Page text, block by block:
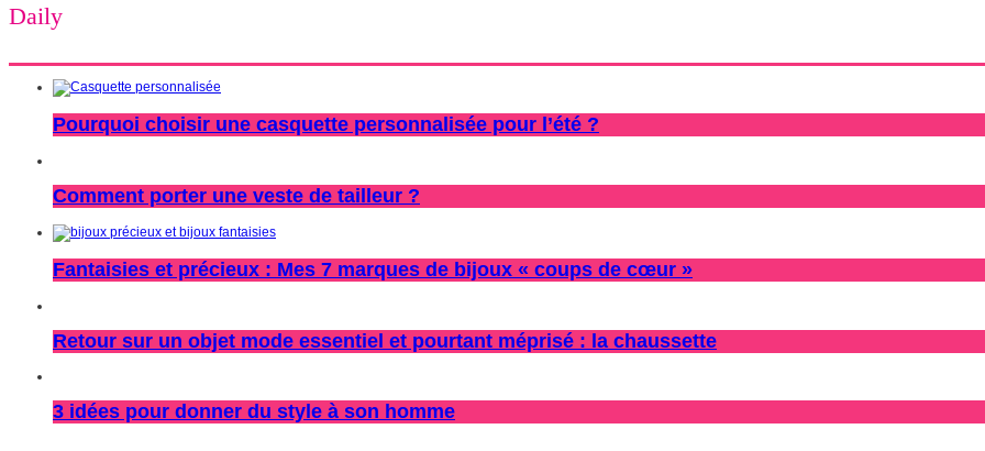
Daily
Pourquoi choisir une casquette personnalisée pour l’été ?
Comment porter une veste de tailleur ?
Fantaisies et précieux : Mes 7 marques de bijoux « coups de cœur »
Retour sur un objet mode essentiel et pourtant méprisé : la chaussette
3 idées pour donner du style à son homme